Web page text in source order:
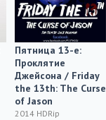
Пятница 13-е:
Проклятие
Джейсона / Friday
the 13th: The Curse
of Jason
2014 HDRip